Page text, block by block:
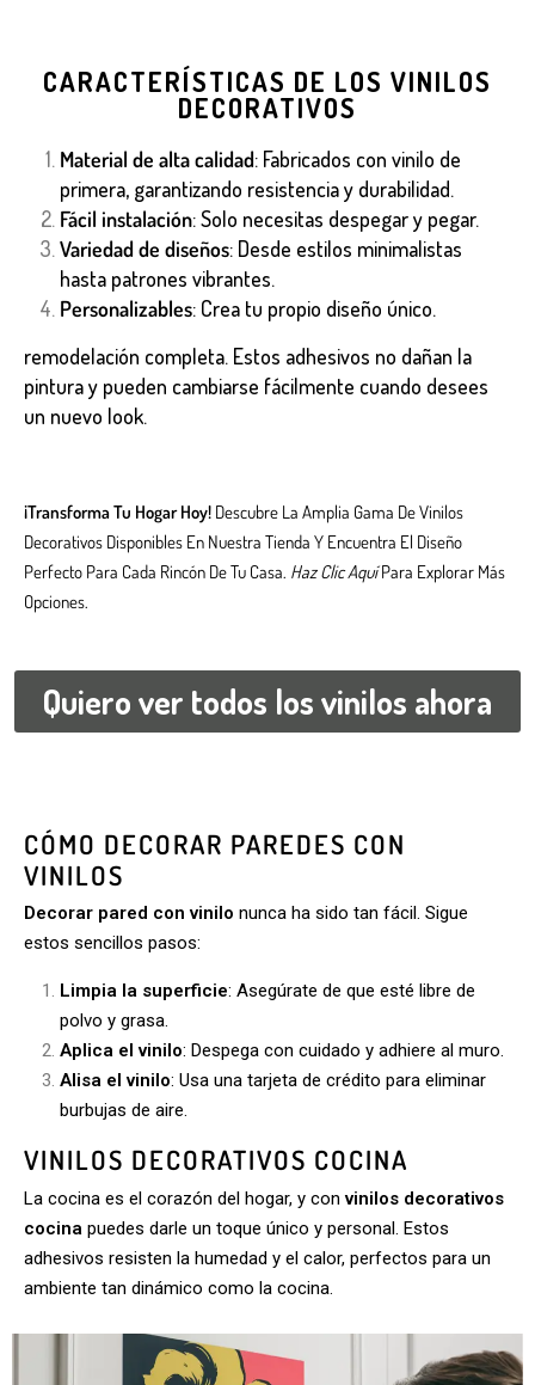
CARACTERÍSTICAS DE LOS VINILOS
DECORATIVOS
Material de alta calidad: Fabricados con vinilo de
primera, garantizando resistencia y durabilidad.
Fácil instalación: Solo necesitas despegar y pegar.
Variedad de diseños: Desde estilos minimalistas
hasta patrones vibrantes.
Personalizables: Crea tu propio diseño único.
remodelación completa. Estos adhesivos no dañan la
pintura y pueden cambiarse fácilmente cuando desees
un nuevo look.
¡Transforma Tu Hogar Hoy! Descubre La Amplia Gama De Vinilos
Decorativos Disponibles En Nuestra Tienda Y Encuentra El Diseño
Perfecto Para Cada Rincón De Tu Casa. Haz Clic AquíPara Explorar Más
Opciones.
Quiero ver todos los vinilos ahora
CÓMO DECORAR PAREDES CON
VINILOS
Decorar pared con vinilo nunca ha sido tan fácil. Sigue
estos sencillos pasos:
Limpia la superficie: Asegúrate de que esté libre de
polvo y grasa.
Aplica el vinilo: Despega con cuidado y adhiere al muro.
Alisa el vinilo: Usa una tarjeta de crédito para eliminar
burbujas de aire.
VINILOS DECORATIVOS COCINA
La cocina es el corazón del hogar, y convinilos decorativos
cocina puedes darle un toque único y personal. Estos
adhesivos resisten la humedad y el calor, perfectos para un
ambiente tan dinámico como la cocina.